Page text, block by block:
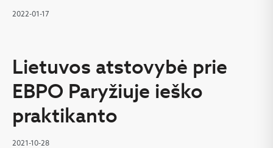
2022-01-17
Lietuvos atstovybė prie
EBPO Paryžiuje ieško
praktikanto
2021-10-28